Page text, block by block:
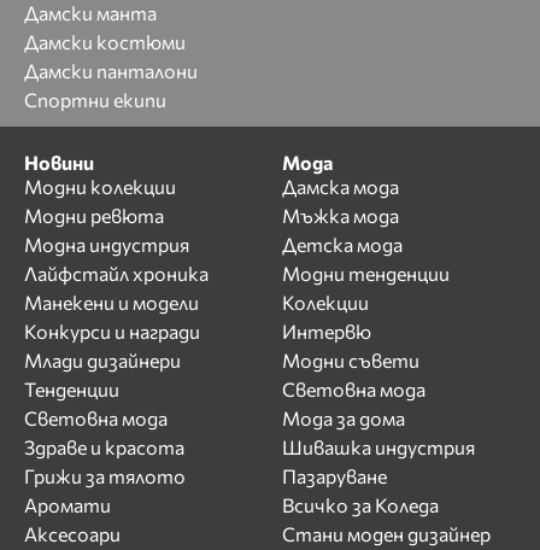
Дамски манта
Дамски костюми
Дамски панталони
Спортни екипи
Новини
Модни колекции
Модни ревюта
Модна индустрия
Лайфстайл хроника
Манекени и модели
Конкурси и награди
Млади дизайнери
Тенденции
Световна мода
Здраве и красота
Грижи за тялото
Аромати
Аксесоари
Мода
Дамска мода
Мъжка мода
Детска мода
Модни тенденции
Колекции
Интервю
Модни съвети
Световна мода
Мода за дома
Шивашка индустрия
Пазаруване
Всичко за Коледа
Стани моден дизайнер